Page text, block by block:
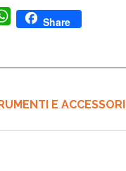
WhatsApp
Share
E ACCESSORI